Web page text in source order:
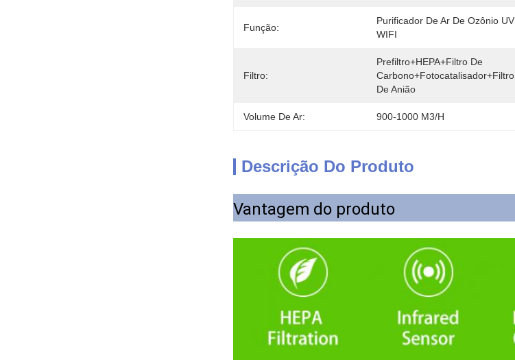
Função:
Purificador De Ar De Ozônio UV
WIFI
Filtro:
Prefiltro+HEPA+Filtro De
Carbono+fotocatalisador+Filtro
De Anião
Volume De Ar: 900-1000 M3/h
Descrição Do Produto
Vantagem do produto